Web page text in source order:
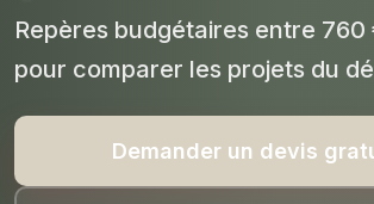
Repères budgétaires entre 760
pour comparer les projets du
Demander un devis